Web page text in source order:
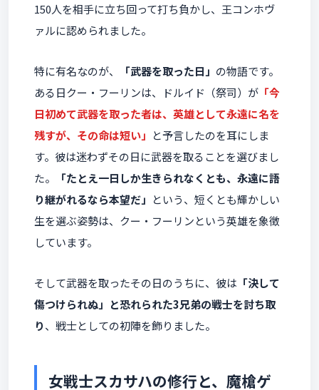
150人を相手に立ち回って打ち負かし、王コンホヴ
ァルに認められました。
特に有名なのが、 「武器を取った日」 の物語です。
ある日クー・フーリンは、ドルイド（祭司）が 「今
日初めて武器を取った者は、英雄として永遠に名を
残すが、その命は短い」 と予言したのを耳にしま
す。彼は迷わずその日に武器を取ることを選びまし
た。
「たとえ一日しか生きられなくとも、永遠に語
り継がれるなら本望だ」 という、短くとも輝かしい
生を選ぶ姿勢は、クー・フーリンという英雄を象徴
しています。
そして武器を取ったその日のうちに、彼は 「決して
傷つけられぬ」と恐れられた3兄弟の戦士を討ち取
り、戦士としての初陣を飾りました。
女戦士スカサハの修行と、魔槍ゲ